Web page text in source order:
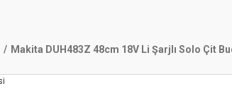
Makita DUH483Z 48cm 18V Li Şarjlı Solo Çit